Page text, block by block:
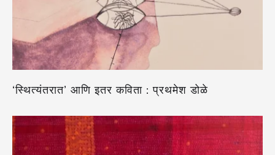
‘स्थित्यंतरात’ आणि इतर कविता : प्रथमेश डोळे